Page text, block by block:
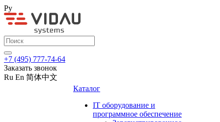
Ру
+7 (495) 777-74-64
Заказать звонок
Ru En 简体中文
Каталог
IT оборудование и
программное обеспечение